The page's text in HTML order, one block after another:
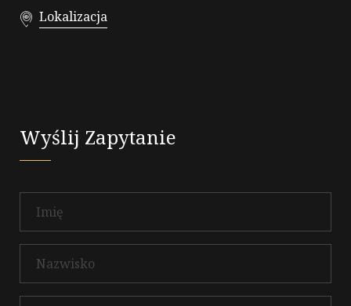
Lokalizacja
Wyślij Zapytanie